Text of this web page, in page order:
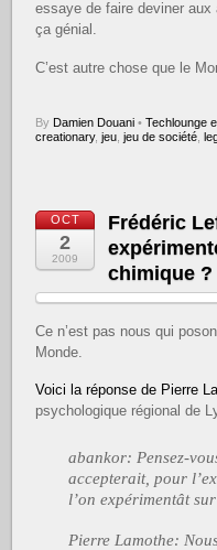
essaye de faire deviner
ça génial.
C’est autre chose que le
By Damien Douani • Techlounge
creationary,jeu ,jeu de société ,
OCT
2
2009
Frédéric
chimique ?
Ce n’est pas nous qui
Monde.
Voici la réponse de Pierre
psychologique régional de
abankor: Pensez-
accepterait, pour
l’on expérimentât
Pierre Lamothe: